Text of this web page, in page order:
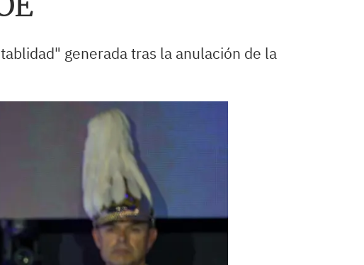
generada tras la anulación de la